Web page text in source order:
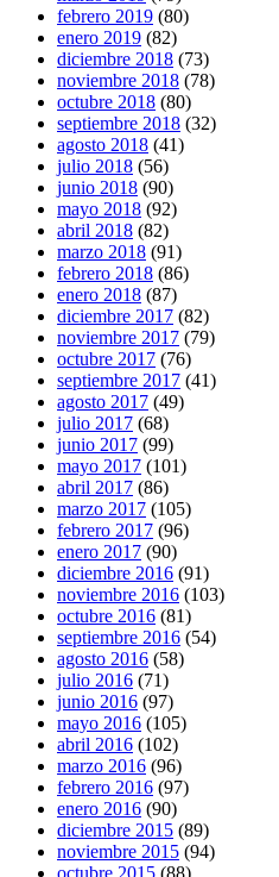
febrero 2019 (80)
enero 2019 (82)
diciembre 2018 (73)
noviembre 2018 (78)
octubre 2018 (80)
septiembre 2018 (32)
agosto 2018 (41)
julio 2018 (56)
junio 2018 (90)
mayo 2018 (92)
abril 2018 (82)
marzo 2018 (91)
febrero 2018 (86)
enero 2018 (87)
diciembre 2017 (82)
noviembre 2017 (79)
octubre 2017 (76)
septiembre 2017 (41)
agosto 2017 (49)
julio 2017 (68)
junio 2017 (99)
mayo 2017 (101)
abril 2017 (86)
marzo 2017 (105)
febrero 2017 (96)
enero 2017 (90)
diciembre 2016 (91)
noviembre 2016 (103)
octubre 2016 (81)
septiembre 2016 (54)
agosto 2016 (58)
julio 2016 (71)
junio 2016 (97)
mayo 2016 (105)
abril 2016 (102)
marzo 2016 (96)
febrero 2016 (97)
enero 2016 (90)
diciembre 2015 (89)
noviembre 2015 (94)
octubre 2015 (88)